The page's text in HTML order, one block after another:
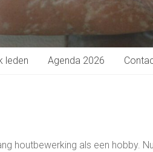
leden Agenda 2026
houtbewerking als een hobby.